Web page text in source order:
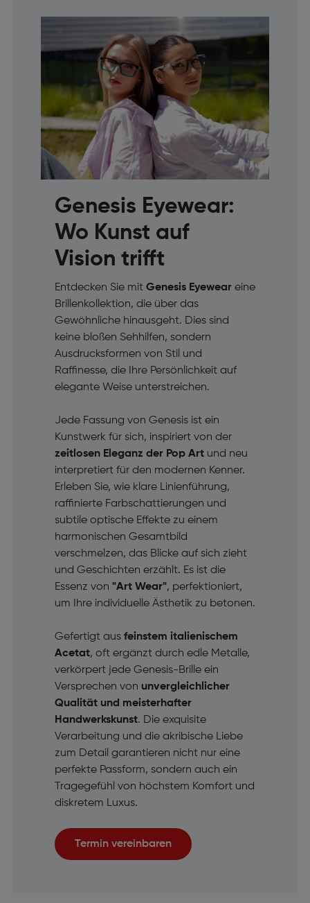
Genesis Eyewear:
Wo Kunst auf
Vision trifft
Entdecken Sie mit Genesis Eyeweareine
Brillenkollektion, die über das
Gewöhnliche hinausgeht. Dies sind
keine bloßen Sehhilfen, sondern
Ausdrucksformen von Stil und
Raffinesse, die Ihre Persönlichkeit auf
elegante Weise unterstreichen.
Jede Fassung von Genesis ist ein
Kunstwerk für sich, inspiriert von der
zeitlosen Eleganz der Pop Artund neu
interpretiert für den modernen Kenner.
Erleben Sie, wie klare Linienführung,
raffinierte Farbschattierungen und
subtile optische Effekte zu einem
harmonischen Gesamtbild
verschmelzen, das Blicke auf sich zieht
und Geschichten erzählt. Es ist die
Essenz von "Art Wear", perfektioniert,
um Ihre individuelle Ästhetik zu betonen.
Gefertigt aus feinstem italienischem
Acetat, oft ergänzt durch edle Metalle,
verkörpert jede Genesis-Brille ein
Versprechen von unvergleichlicher
Qualität und meisterhafter
Handwerkskunst. Die exquisite
Verarbeitung und die akribische Liebe
zum Detail garantieren nicht nur eine
perfekte Passform, sondern auch ein
Tragegefühl von höchstem Komfort und
diskretem Luxus.
Termin vereinbaren